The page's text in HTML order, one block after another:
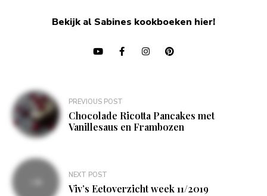
Bekijk al Sabines kookboeken hier!
Bericht
navigatie
PREVIOUS POST
Chocolade Ricotta Pancakes met
Vanillesaus en Frambozen
NEXT POST
Viv’s Eetoverzicht week 11/2019